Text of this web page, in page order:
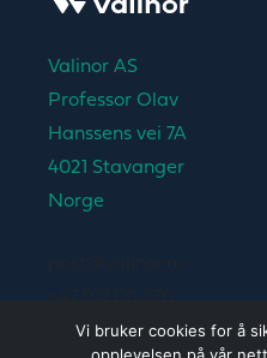
Valinor AS
Professor Olav
Hanssens vei 7A
4021 Stavanger
Norge
Vi bruker cookies for å